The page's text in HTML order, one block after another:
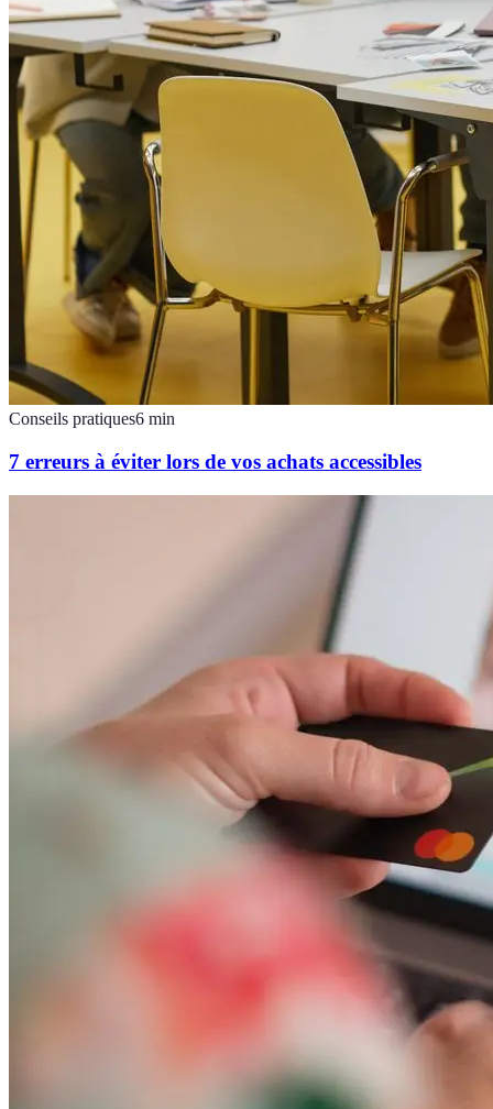
Conseils pratiques6 min
7 erreurs à éviter lors de vos achats accessibles